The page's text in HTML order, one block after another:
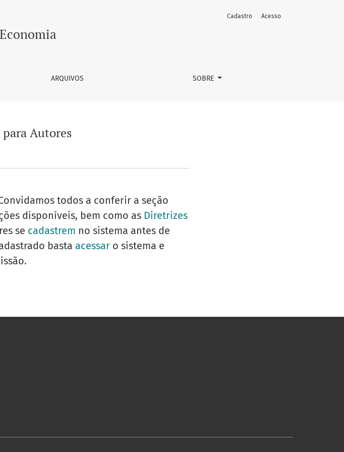
ARQUIVOS SOBRE
Cadastro Acesso
Autores
todos a conferir a seção
disponíveis, bem como as Diretrizes
se cadastrem no sistema antes de
basta acessar o sistema e